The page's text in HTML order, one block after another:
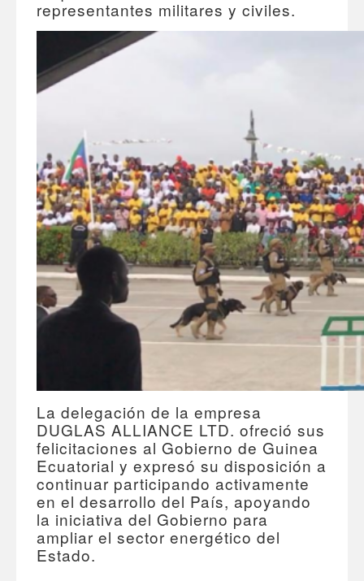
representantes militares y civiles.
La delegación de la empresa
DUGLAS ALLIANCE LTD. ofreció sus
felicitaciones al Gobierno de Guinea
Ecuatorial y expresó su disposición a
continuar participando activamente
en el desarrollo del País, apoyando
la iniciativa del Gobierno para
ampliar el sector energético del
Estado.